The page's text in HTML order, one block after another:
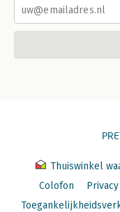
Thuiswinkel
Colofon
Privacy